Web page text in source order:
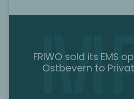
FRIWO sold its EMS
Ostbevern to